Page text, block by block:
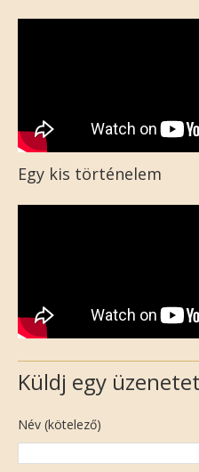
Egy kis történelem
Küldj egy üzenetet
Név (kötelező)